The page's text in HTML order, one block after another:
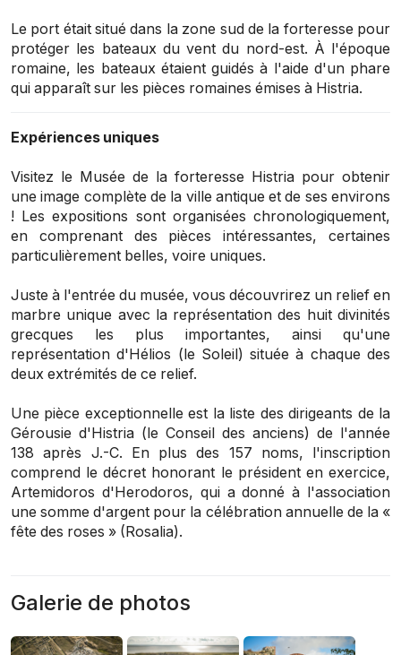
Le port était situé dans la zone sud de la forteresse pour
protéger les bateaux du vent du nord-est. À l'époque
romaine, les bateaux étaient guidés à l'aide d'un phare
qui apparaît sur les pièces romaines émises à Histria.
Expériences uniques
Visitez le Musée de la forteresse Histria pour obtenir
une image complète de la ville antique et de ses environs
! Les expositions sont organisées chronologiquement,
en comprenant des pièces intéressantes, certaines
particulièrement belles, voire uniques.
Juste à l'entrée du musée, vous découvrirez un relief en
marbre unique avec la représentation des huit divinités
grecques les plus importantes, ainsi qu'une
représentation d'Hélios (le Soleil) située à chaque des
deux extrémités de ce relief.
Une pièce exceptionnelle est la liste des dirigeants de la
Gérousie d'Histria (le Conseil des anciens) de l'année
138 après J.-C. En plus des 157 noms, l'inscription
comprend le décret honorant le président en exercice,
Artemidoros d'Herodoros, qui a donné à l'association
une somme d'argent pour la célébration annuelle de la «
fête des roses » (Rosalia).
Galerie de photos